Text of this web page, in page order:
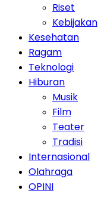
Riset
Kebijakan
Kesehatan
Ragam
Teknologi
Hiburan
Musik
Film
Teater
Tradisi
Internasional
Olahraga
OPINI